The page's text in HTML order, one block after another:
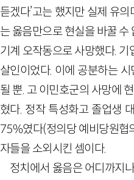
듣겠다’고는 했지만 실제 유
는 옳음만으로 현실을 바꿀
기계 오작동으로 사망했다. 기
살인이었다. 이에 공분하는
될 뿐. 고 이민호군의 사망에
혔다. 정작 특성화고 졸업생
75%였다(정의당 예비당원협
자들을 소외시킨 셈이다.
정치에서 옳음은 어디까지